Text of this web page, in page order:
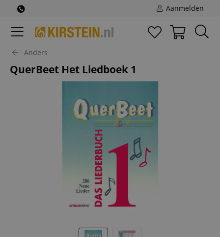
Aanmelden
Anders
QuerBeet Het Liedboek 1